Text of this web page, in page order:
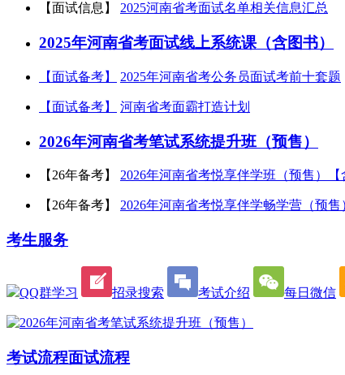
【面试信息】 2025河南省考面试名单相关信息汇总
2025年河南省考面试线上系统课（含图书）
【面试备考】 2025年河南省考公务员面试考前十套题
【面试备考】 河南省考面霸打造计划
2026年河南省考笔试系统提升班（预售）
【26年备考】 2026年河南省考悦享伴学班（预售）【
【26年备考】 2026年河南省考悦享伴学畅学营（预售
考生服务
QQ群学习 招录搜索 考试介绍 每日微信
考试流程面试流程